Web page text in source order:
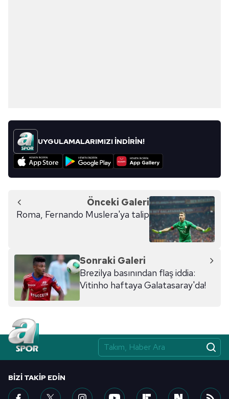
UYGULAMALARIMIZI İNDİRİN!
Önceki Galeri
Roma, Fernando Muslera'ya talip
Sonraki Galeri
Brezilya basınından flaş iddia:
Vitinho haftaya Galatasaray'da!
BIZI TAKIP EDIN